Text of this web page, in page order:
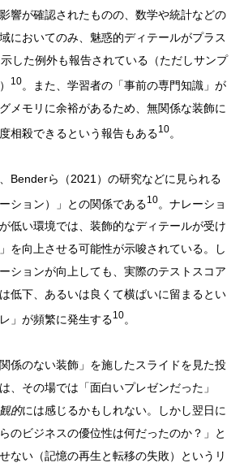
響が確認されたものの、数学や統計などの
においてのみ、魅惑的ディテールがプラス
した例外も報告されている（ただしサンプ
10。また、学習者の「事前の専門知識」が
メモリに余裕があるため、無関係な装飾に
相殺できるという報告もある10。
Benderら（2021）の研究などに見られる
ション）」との関係である10。ナレーショ
低い環境では、装飾的なディテールが受け
を向上させる可能性が示唆されている。し
ションが向上しても、実際のテストスコア
低下、あるいは良くて横ばいに留まるとい
」が頻繁に発生する10。
係のない装飾」を施したスライドを見た投
、その場では「面白いプレゼンだった」
的には感じるかもしれない。しかし翌日に
のビジネスの優位性は何だったのか？」と
ない（記憶の再生と転移の失敗）というリ